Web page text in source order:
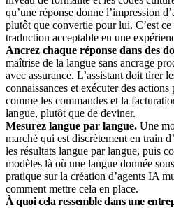
qu’une réponse donne l’impression
plutôt que convertie pour lui. C’est
traduction acceptable en une
Ancrez chaque réponse dans des
maîtrise de la langue sans ancrage
avec assurance. L’assistant doit tirer
connaissances et exécuter des actions
comme les commandes et la
langue, plutôt que de deviner.
Mesurez langue par langue. Une
marché qui est discrètement en train
les résultats langue par langue, puis
modèles là où une langue donnée
pratique sur la création d’agents IA
comment mettre cela en place.
À quoi cela ressemble dans une